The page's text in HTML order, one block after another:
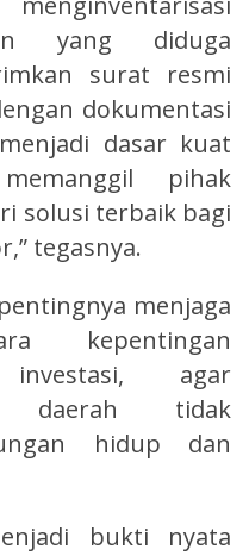
yang diduga
surat resmi
dokumentasi
dasar kuat
pihak
solusi terbaik bagi
tegasnya.
menjaga
kepentingan
agar
daerah tidak
hidup dan
bukti nyata